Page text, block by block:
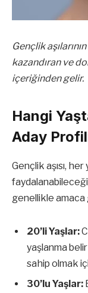
Gençlik
kazandıran ve
içeriğinden gelir.
Hangi
Aday
Gençlik aşısı,
faydalanabileceği
genellikle amaca
20’li Yaşlar:
yaşlanma
sahip olmak
30’lu Yaşlar: